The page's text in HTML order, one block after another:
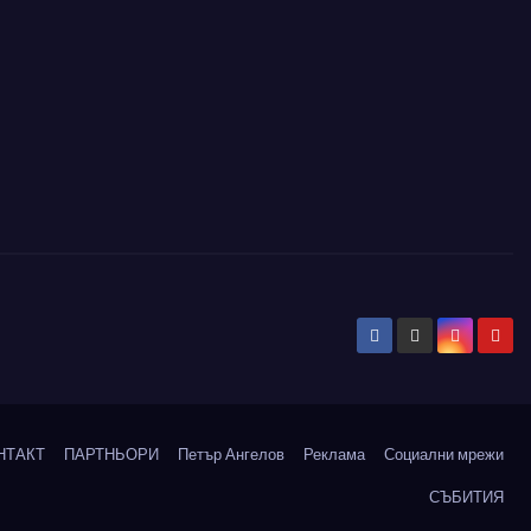
ПАРТНЬОРИ Петър Ангелов Реклама
Социални мрежи
СЪБИТИЯ